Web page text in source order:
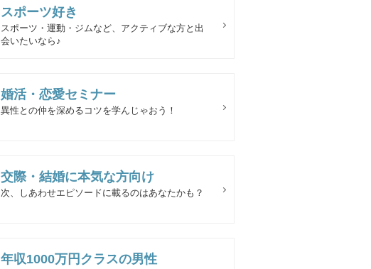
スポーツ好き
スポーツ・運動・ジムなど、アクティブな方と出
会いたいなら♪
婚活・恋愛セミナー
異性との仲を深めるコツを学んじゃおう！
交際・結婚に本気な方向け
次、しあわせエピソードに載るのはあなたかも？
年収1000万円クラスの男性